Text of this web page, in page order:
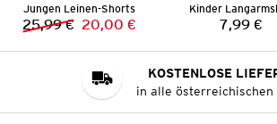
Jungen Leinen-Shorts
Vorheriger Preis:
25,99 € Neuer Preis:
20,00 €
Kinder
Preis:
7,99 €
KOSTENLOSE
in alle österreichischen